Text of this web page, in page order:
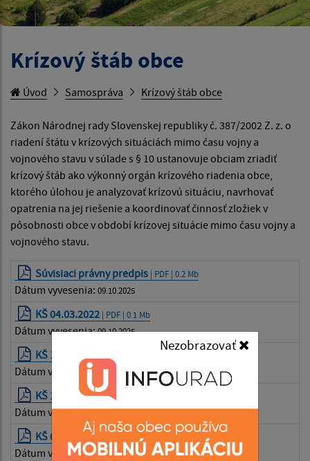
Nezobrazovať
Krízový štáb obce
Úvod Samospráva Krízový štáb obce
Zákon Národnej rady Slovenskej republiky č. 387/2002 Z. z. o
riadení štátu v krízových situáciách mimo času vojny a
vojnového stavu v súlade s § 10 ustanovuje obciam zriadiť
krízový štáb ako výkonný orgán krízového riadenia obce,
ktorého úlohou je analyzovať krízovú situáciu, navrhovať
opatrenia na jej riešenie a koordinovať činnosť zložiek v
pôsobnosti obce v období krízovej situácie mimo času vojny a
vojnového stavu.
Súvisiaci právny predpis | PDF | 0.2 Mb
Dátum vyvesenia: 09.10.2025
KŠ 04.03.2022 | PDF | 0.1 Mb
Dátum vyvesenia:09.10.2025
KŠ 13.01.2022
Dátum vyvesenia: 09.10.2025
KŠ 10.03.2021| PDF | 0.05 Mb
Dátum vyvesenia:09.10.2025
KŠ 03.02.2021 | PDF | 0.04 Mb
Dátum vyvesenia:09.10.2025